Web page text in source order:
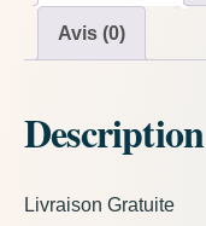
Avis (0)
Description
Livraison Gratuite